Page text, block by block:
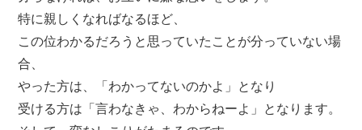
特に親しくなればなるほど、
この位わかるだろうと思っていたことが分っていない場
合、
やった方は、「わかってないのかよ」となり
受ける方は「言わなきゃ、わからねーよ」となります。